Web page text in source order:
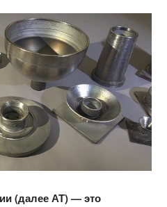
(далее АТ) — это